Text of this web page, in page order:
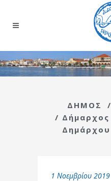
ΔΗΜΟΣ /
/ Δήμαρχος
Δημάρχου
1 Νοεμβρίου 2019